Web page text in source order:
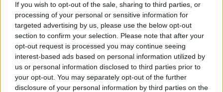
If you wish to opt-out of the sale, sharing to third parties, or
processing of your personal or sensitive information for
targeted advertising by us, please use the below opt-out
section to confirm your selection. Please note that after your
opt-out request is processed you may continue seeing
interest-based ads based on personal information utilized by
us or personal information disclosed to third parties prior to
your opt-out. You may separately opt-out of the further
disclosure of your personal information by third parties on the
Visi įrašai
Žiūrimiausi įrašai